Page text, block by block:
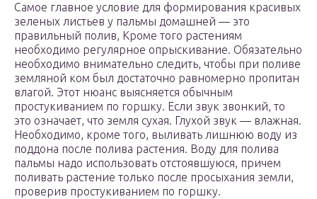
Самое главное условие для формирования красивых
зеленых листьев у пальмы домашней — это
правильный полив, Кроме того растениям
необходимо регулярное опрыскивание. Обязательно
необходимо внимательно следить, чтобы при поливе
земляной ком был достаточно равномерно пропитан
влагой. Этот нюанс выясняется обычным
простукиванием по горшку. Если звук звонкий, то
это означает, что земля сухая. Глухой звук — влажная.
Необходимо, кроме того, выливать лишнюю воду из
поддона после полива растения. Воду для полива
пальмы надо использовать отстоявшуюся, причем
поливать растение только после просыхания земли,
проверив простукиванием по горшку.